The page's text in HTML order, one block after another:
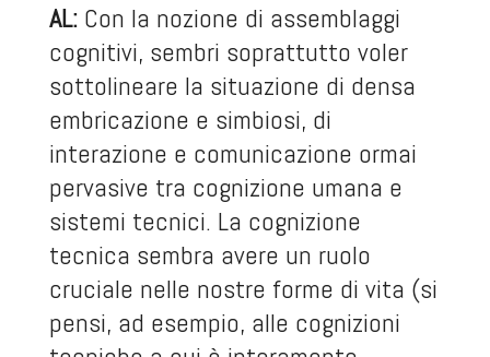
AL:Con la nozione di assemblaggi
cognitivi, sembri soprattutto voler
sottolineare la situazione di densa
embricazione e simbiosi, di
interazione e comunicazione ormai
pervasive tra cognizione umana e
sistemi tecnici. La cognizione
tecnica sembra avere un ruolo
cruciale nelle nostre forme di vita (si
pensi, ad esempio, alle cognizioni